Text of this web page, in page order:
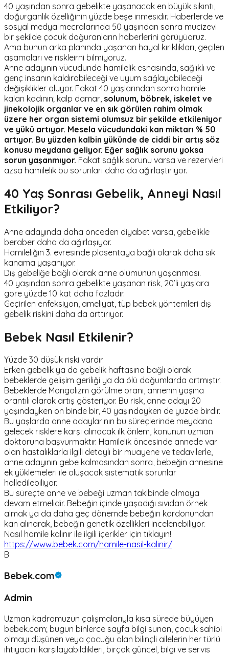
40 yaşından sonra gebelikte yaşanacak en büyük sıkıntı,
doğurganlık özelliğinin yüzde beşe inmesidir. Haberlerde ve
sosyal medya mecralarında 50 yaşından sonra mucizevi
bir şekilde çocuk doğuranların haberlerini görüyüoruz.
Ama bunun arka planında yaşanan hayal kırıklıkları, geçilen
aşamaları ve riskleirni bilmiyoruz.
Anne adayının vücudunda hamilelik esnasında, sağlıklı ve
genç insanın kaldırabileceği ve uyum sağlayabileceği
değişiklikler oluyor. Fakat 40 yaşlarından sonra hamile
kalan kadının; kalp damar, solunum, böbrek, iskelet ve
jinekolojik organlar ve en sık görülen rahim olmak
üzere her organ sistemi olumsuz bir şekilde etkileniyor
ve yükü artıyor. Mesela vücudundaki kan miktarı % 50
artıyor. Bu yüzden kalbin yükünde de ciddi bir artış söz
konusu meydana geliyor. Eğer sağlık sorunu yoksa
sorun yaşanmıyor. Fakat sağlık sorunu varsa ve rezervleri
azsa hamilelik bu sorunları daha da ağırlaştırıyor.
40 Yaş Sonrası Gebelik, Anneyi Nasıl
Etkiliyor?
Anne adayında daha önceden diyabet varsa, gebelikle
beraber daha da ağırlaşıyor.
Hamileliğin 3. evresinde plasentaya bağlı olarak daha sık
kanama yaşanıyor.
Dış gebeliğe bağlı olarak anne ölümünün yaşanması.
40 yaşından sonra gebelikte yaşanan risk, 20’li yaşlara
gore yüzde 10 kat daha fazladır.
Geçirilen enfeksiyon, ameliyat, tüp bebek yöntemleri dış
gebelik riskini daha da arttırıyor.
Bebek Nasıl Etkilenir?
Yüzde 30 düşük riski vardır.
Erken gebelik ya da gebelik haftasına bağlı olarak
bebeklerde gelişim geriliği ya da ölü doğumlarda artmıştır.
Bebeklerde Mongolizm görülme oranı, annenin yaşına
orantılı olarak artış gösteriyor. Bu risk, anne adayı 20
yaşındayken on binde bir, 40 yaşındayken de yüzde birdir.
Bu yaşlarda anne adaylarının bu süreçlerinde meydana
gelecek risklere karşı alınacak ilk önlem, konunun uzman
doktoruna başvurmaktır. Hamilelik öncesinde annede var
olan hastalıklarla ilgili detaylı bir muayene ve tedavilerle,
anne adayının gebe kalmasından sonra, bebeğin annesine
ek yüklemeleri ile oluşacak sistematik sorunlar
halledilebiliyor.
Bu süreçte anne ve bebeği uzman takibinde olmaya
devam etmelidir. Bebeğin içinde yaşadığı sıvıdan örnek
almak ya da daha geç dönemde bebeğin kordonundan
kan alınarak, bebeğin genetik özellikleri incelenebiliyor.
Nasıl hamile kalınır ile ilgili içerikler için tıklayın!
https://www.bebek.com/hamile-nasil-kalinir/
B
Bebek.com
Admin
Uzman kadromuzun çalışmalarıyla kısa sürede büyüyen
bebek.com; bugün binlerce sayfa bilgi sunan, çocuk sahibi
olmayı düşünen veya çocuğu olan bilinçli ailelerin her türlü
ihtiyacını karşılayabildikleri, birçok güncel, bilgi ve servis